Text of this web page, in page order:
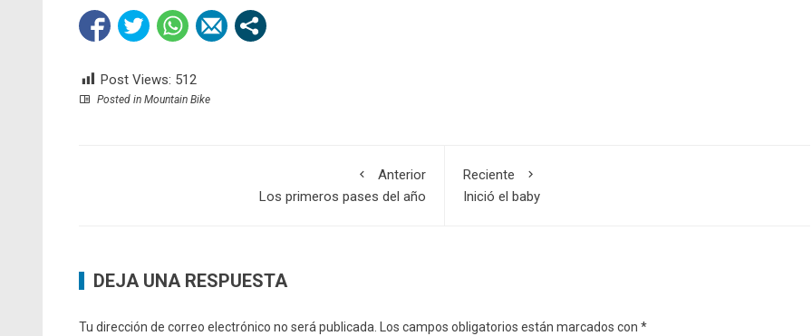
Post Views: 512
Posted in Mountain Bike
Anterior
Los primeros pases del año
Reciente
Inició el baby
DEJA UNA RESPUESTA
Tu dirección de correo electrónico no será publicada. Los campos obligatorios están marcados con *